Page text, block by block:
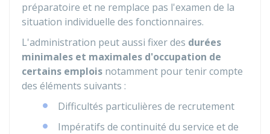
préparatoire et ne remplace pas l'examen de la
situation individuelle des fonctionnaires.
L'administration peut aussi fixer des durées
minimales et maximales d'occupation de
certains emplois notamment pour tenir compte
des éléments suivants :
Difficultés particulières de recrutement
Impératifs de continuité du service et de